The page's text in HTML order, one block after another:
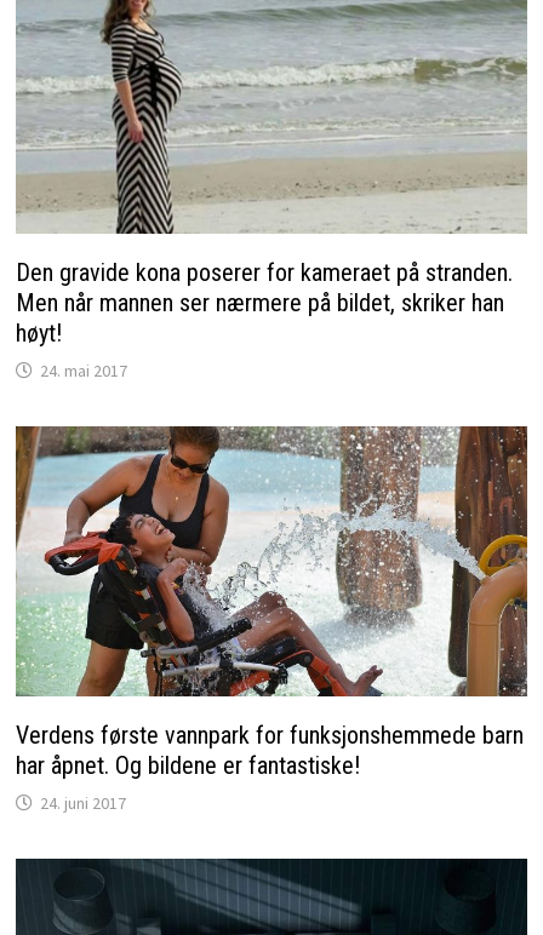
Den gravide kona poserer for kameraet på stranden.
Men når mannen ser nærmere på bildet, skriker han
høyt!
24. mai 2017
Verdens første vannpark for funksjonshemmede barn
har åpnet. Og bildene er fantastiske!
24. juni 2017